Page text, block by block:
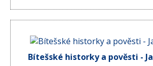
Bítešské historky a pověsti -